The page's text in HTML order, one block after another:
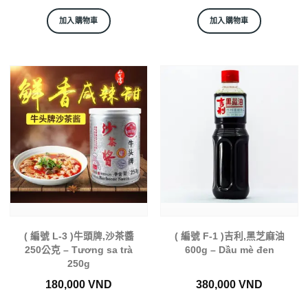
加入購物車 加入購物車
( 編號 L-3 )牛頭牌,沙茶醬
250公克 – Tương sa trà
250g
180,000 VND
( 編號 F-1 )吉利,黑芝麻油
600g – Dầu mè đen
380,000 VND